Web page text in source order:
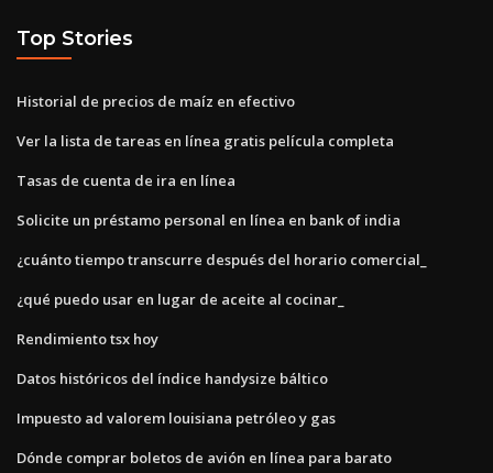
Top Stories
Historial de precios de maíz en efectivo
Ver la lista de tareas en línea gratis película completa
Tasas de cuenta de ira en línea
Solicite un préstamo personal en línea en bank of india
¿cuánto tiempo transcurre después del horario comercial_
¿qué puedo usar en lugar de aceite al cocinar_
Rendimiento tsx hoy
Datos históricos del índice handysize báltico
Impuesto ad valorem louisiana petróleo y gas
Dónde comprar boletos de avión en línea para barato